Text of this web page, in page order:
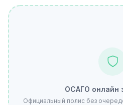
ОСАГО онлайн
Официальный полис без